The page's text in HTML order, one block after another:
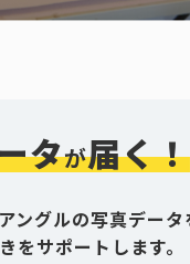
タが届く！
ングルの写真データ
サポートします。